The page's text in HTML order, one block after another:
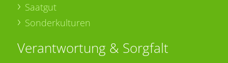
Saatgut
Sonderkulturen
Verantwortung & Sorgfalt